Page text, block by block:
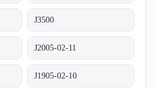
J3500
J2005-02-11
J1905-02-10